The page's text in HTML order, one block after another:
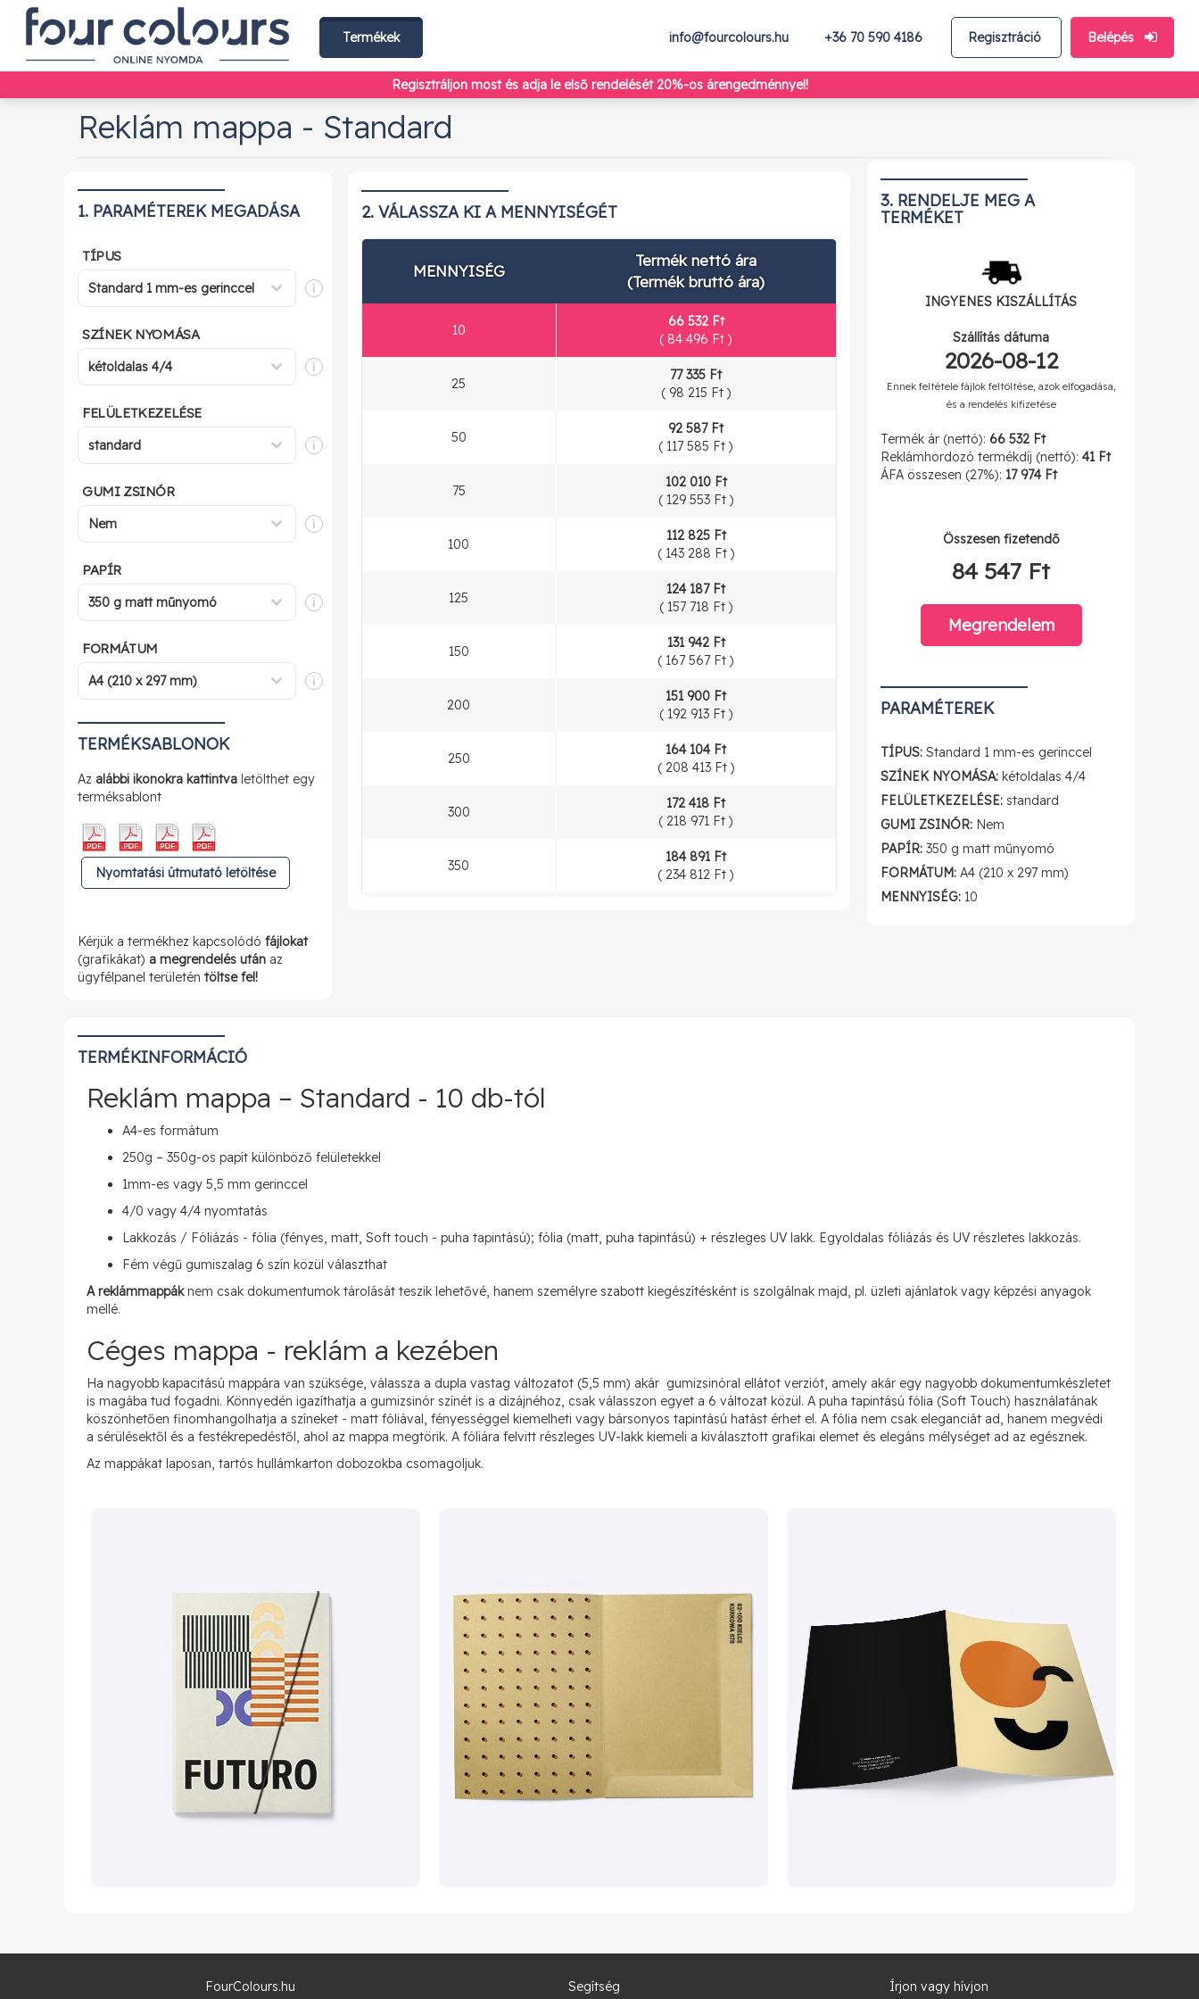
Termékek info@fourcolours.hu +36 70 590 4186 Regisztráció Belépés
Regisztráljon mostés adja le első rendelését 20%-os árengedménnyel!
Reklám mappa - Standard
1. PARAMÉTEREK MEGADÁSA
TÍPUS
i
SZÍNEK NYOMÁSA
i
FELÜLETKEZELÉSE
i
GUMI ZSINÓR
i
PAPÍR
i
FORMÁTUM
i
TERMÉKSABLONOK
Az alábbi ikonokra kattintva letölthet egy
terméksablont
Nyomtatási útmutató letöltése
Kérjük a termékhez kapcsolódó fájlokat
(grafikákat) a megrendelés után az
ügyfélpanel területén töltse fel!
2. VÁLASSZA KI A MENNYISÉGÉT
MENNYISÉG
Termék nettó ára
(Termék bruttó ára)
10
66 532 Ft
( 84 496 Ft)
25
77 335 Ft
( 98 215 Ft )
50
92 587 Ft
( 117 585 Ft)
75
102 010 Ft
( 129 553 Ft )
100
112 825 Ft
( 143 288 Ft )
125
124 187 Ft
( 157 718 Ft )
150
131 942 Ft
( 167 567 Ft)
200
151 900 Ft
( 192 913 Ft )
250
164 104 Ft
( 208 413 Ft )
300
172 418 Ft
( 218 971 Ft)
350
184 891 Ft
( 234 812 Ft)
2500
544 969 Ft
692 111 Ft
3000
632 287 Ft
803 005 Ft
3500
4000
805 816 Ft
( 1 023 387 Ft)
5000
984 332 Ft
8000
1 486 060 Ft
1 887 297 Ft)
9000
10000
3. RENDELJE MEG A
TERMÉKET
INGYENES KISZÁLLÍTÁS
Szállítás dátuma
2026-08-12
Ennek feltétele fájlok feltöltése, azok elfogadása,
és a rendelés kifizetése
Termék ár (nettó): 66 532 Ft
Reklámhordozó termékdíj (nettó): 41 Ft
ÁFA összesen (27%): 17 974 Ft
Összesen fizetendő
84 547 Ft
Megrendelem
PARAMÉTEREK
TÍPUS: Standard 1 mm-es gerinccel
SZÍNEK NYOMÁSA: kétoldalas 4/4
FELÜLETKEZELÉSE: standard
GUMI ZSINÓR: Nem
PAPÍR: 350 g matt műnyomó
FORMÁTUM: A4 (210 x 297 mm)
MENNYISÉG: 10
TERMÉKINFORMÁCIÓ
Reklám mappa – Standard - 10 db-tól
A4-es formátum
250g – 350g-os papít különböző felületekkel
1mm-es vagy 5,5 mm gerinccel
4/0 vagy 4/4 nyomtatás
Lakkozás / Fóliázás - fólia (fényes, matt, Soft touch - puha tapintású); fólia (matt, puha tapintású) + részleges UV lakk. Egyoldalas fóliázás és UV részletes lakkozás.
Fém végű gumiszalag 6 szín közül választhat
A reklámmappáknem csak dokumentumok tárolását teszik lehetővé, hanem személyre szabott kiegészítésként is szolgálnak majd, pl. üzleti ajánlatok vagy képzési anyagok
mellé.
Céges mappa - reklám a kezében
Ha nagyobb kapacitású mappára van szüksége, válassza a dupla vastag változatot (5,5 mm) akár gumizsinóral ellátot verziót, amely akár egy nagyobb dokumentumkészletet
is magába tud fogadni. Könnyedén igazíthatja a gumizsinór színét is a dizájnéhoz, csak válasszon egyet a 6 változat közül. A puha tapintású fólia (Soft Touch) használatának
köszönhetően finomhangolhatja a színeket - matt fóliával, fényességgel kiemelheti vagy bársonyos tapintású hatást érhet el. A fólia nem csak eleganciát ad, hanem megvédi
a sérülésektől és a festékrepedéstől, ahol az mappa megtörik. A fóliára felvitt részleges UV-lakk kiemeli a kiválasztott grafikai elemet és elegáns mélységet ad az egésznek.
Az mappákat laposan, tartós hullámkarton dobozokba csomagoljuk.
FourColours.hu Segítség Írjon vagy hívjon